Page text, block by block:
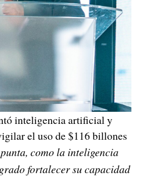
inteligencia artificial y
el uso de $116 billones
como la inteligencia
fortalecer su capacidad